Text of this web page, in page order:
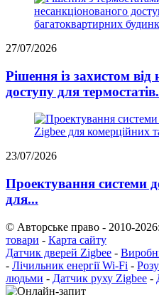
27/07/2026
Рішення із захистом від
доступу для
23/07/2026
Проектування системи
для...
© Авторське право - 2010-
товари - Карта сайту
Датчик дверей Zigbee -
- Лічильник енергії Wi-Fi -
людьми - Датчик руху Zigbee -